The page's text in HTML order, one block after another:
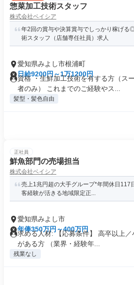
惣菜加工技術スタッフ
株式会社ベイシア
年2回の賞与や決算賞与でしっかり稼げる
術スタッフ（店舗専任社員）求人
愛知県みよし市根浦町
日給9200円～1万1200円
資格 ・生鮮加工技術を有する方（ス
者のみ） これまでのご経験やス...
髪型・髪色自由
正社員
鮮魚部門の売場担当
株式会社ベイシア
売上1兆円超の大手グループ*年間休日
客経験が活きる地域限定正...
愛知県みよし市
年俸350万円～400万円
求める人材: 【応募条件】 高卒以上
がある方 （業界・経験年...
残業なし